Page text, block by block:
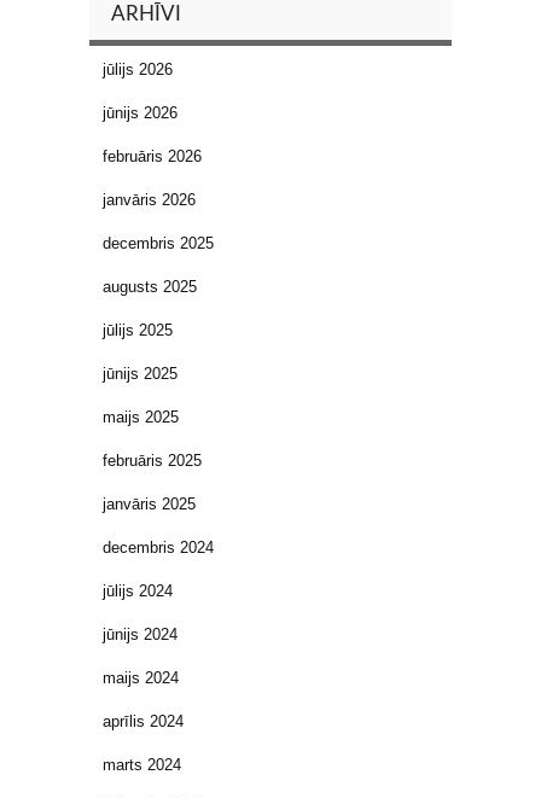
ARHĪVI
jūlijs 2026
jūnijs 2026
februāris 2026
janvāris 2026
decembris 2025
augusts 2025
jūlijs 2025
jūnijs 2025
maijs 2025
februāris 2025
janvāris 2025
decembris 2024
jūlijs 2024
jūnijs 2024
maijs 2024
aprīlis 2024
marts 2024